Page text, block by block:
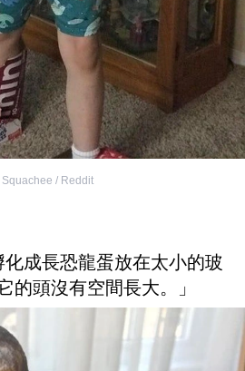
Squachee / Reddit
化成長恐龍蛋放在太小的玻
的頭沒有空間長大。」